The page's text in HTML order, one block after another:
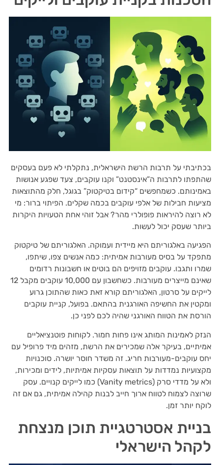
בכתיבתי על תרבות הרשת הישראלית, נתקלתי לא פעם בעסקים
שהתפתו לתרבות ה”אינסטנט” וקנו עוקבים, צעד שפגע אנושות
באמינותם. כשמחפשים “קידום בטיקטוק” בגוגל, חלק מהתוצאות
מציעות חבילות של אלפי עוקבים בכמה שקלים. הפיתוי ברור: מי
לא רוצה להיראות פופולרי מהר? אבל זוהי אחת הטעויות היקרות
ביותר שעסק יכול לעשות.
הפגיעה באלגוריתם היא מיידית ועמוקה. האלגוריתם של טיקטוק
מתפקד על בסיס מעורבות אמיתית: כמה אנשים צפו, שיתפו,
שמרו ותגבו. עוקבים מזויפים הם בוטים או חשבונות רדומים
שאינם מייצרים מעורבות. כשחשבון עם 10,000 עוקבים מקבל 12
לייקים על סרטון, האלגוריתם קורא זאת כאות שהתוכן גרוע
ומקטין את החשיפה האורגנית בהתאם. בפועל, קניית עוקבים
הורסת את הטווח האורגני שהיה לכם לפני כן.
הנזק לאמינות המותג אינו פחות חמור. לקוחות פוטנציאליים
אמיתיים, בעיקר אלה שמכירים את הרשת, מזהים מיד פרופיל עם
יחס עוקבים-מעורבות חריג. זה משדר חוסר יושרה. סוכנויות
מקצועיות נמדדות על תוצאות עסקיות אמיתיות, לידים ומכירות,
ולא על מדדי סרק (Vanity metrics) כמו לייקים קנויים. עסק
שרוצה לצמוח לטווח ארוך חייב לבנות קהילה אמיתית, גם אם זה
לוקח יותר זמן.
בניית אסטרטגיית תוכן מנצחת
לקהל הישראלי